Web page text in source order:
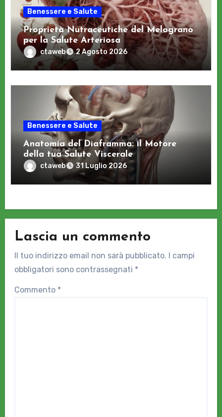
Benessere e Salute
Proprietà Nutraceutiche del Melograno
per la Salute Arteriosa
ctaweb 2 Agosto 2026
Benessere e Salute
Anatomia del Diaframma: il Motore
della tua Salute Viscerale
ctaweb 31 Luglio 2026
Lascia un commento
Il tuo indirizzo email non sarà pubblicato.
I campi
obbligatori sono contrassegnati *
Commento *